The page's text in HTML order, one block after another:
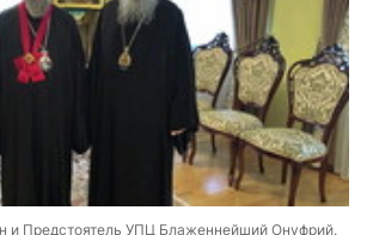
и Предстоятель УПЦ Блаженнейший Онуфрий.